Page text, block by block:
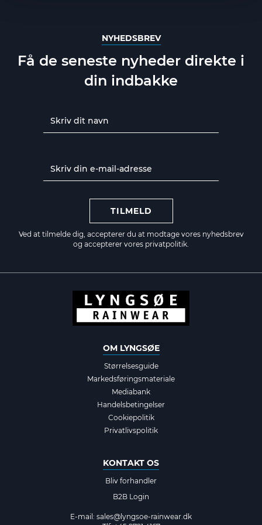
NYHEDSBREV
Få de seneste nyheder direkte i
din indbakke
TILMELD
Ved at tilmelde dig, accepterer du at modtage vores nyhedsbrev
og accepterer vores privatpolitik.
OM LYNGSØE
Størrelsesguide
Markedsføringsmateriale
Mediabank
Handelsbetingelser
Cookiepolitik
Privatlivspolitik
KONTAKT OS
Bliv forhandler
B2B Login
E-mail: sales@lyngsoe-rainwear.dk